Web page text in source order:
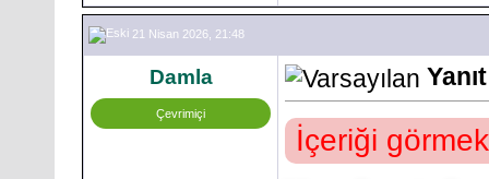
21 Nisan 2026, 21:48
Damla
Çevrimiçi
İçeriği